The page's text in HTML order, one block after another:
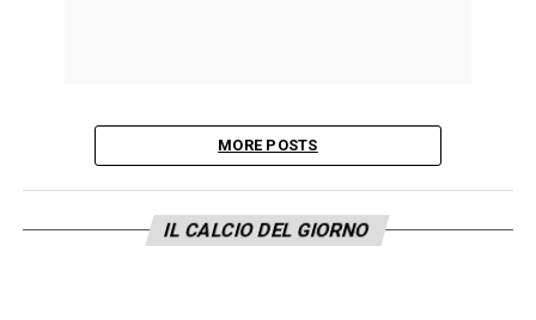
MORE POSTS
IL CALCIO DEL GIORNO